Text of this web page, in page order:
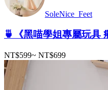
SoleNice_Feet
🍵《黑喵學姐專屬玩具
NT$599~ NT$699